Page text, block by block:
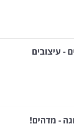
- עיצובים
- מדהים!